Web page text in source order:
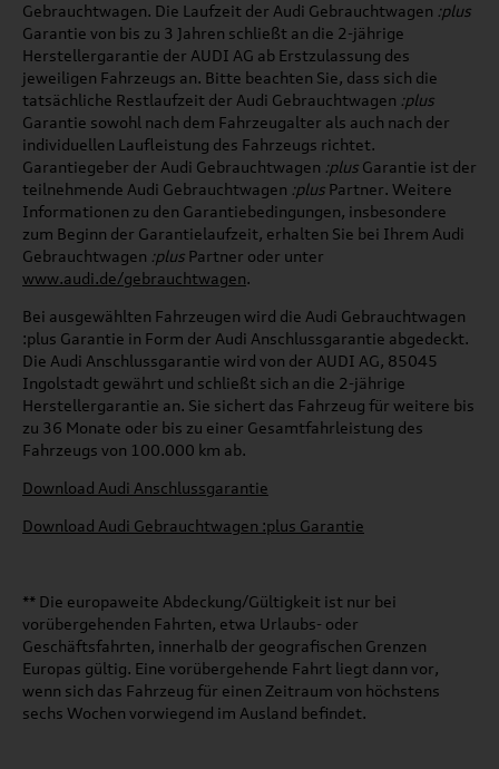
Gebrauchtwagen. Die Laufzeit der Audi Gebrauchtwagen :plus
Garantie von bis zu 3 Jahren schließt an die 2-jährige
Herstellergarantie der AUDI AG ab Erstzulassung des
jeweiligen Fahrzeugs an. Bitte beachten Sie, dass sich die
tatsächliche Restlaufzeit der Audi Gebrauchtwagen :plus
Garantie sowohl nach dem Fahrzeugalter als auch nach der
individuellen Laufleistung des Fahrzeugs richtet.
Garantiegeber der Audi Gebrauchtwagen :plus Garantie ist der
teilnehmende Audi Gebrauchtwagen :plus Partner. Weitere
Informationen zu den Garantiebedingungen, insbesondere
zum Beginn der Garantielaufzeit, erhalten Sie bei Ihrem Audi
Gebrauchtwagen :plus Partner oder unter
www.audi.de/gebrauchtwagen.
Bei ausgewählten Fahrzeugen wird die Audi Gebrauchtwagen
:plus Garantie in Form der Audi Anschlussgarantie abgedeckt.
Die Audi Anschlussgarantie wird von der AUDI AG, 85045
Ingolstadt gewährt und schließt sich an die 2-jährige
Herstellergarantie an. Sie sichert das Fahrzeug für weitere bis
zu 36 Monate oder bis zu einer Gesamtfahrleistung des
Fahrzeugs von 100.000 km ab.
Download Audi Anschlussgarantie
Download Audi Gebrauchtwagen :plus Garantie
** Die europaweite Abdeckung/Gültigkeit ist nur bei
vorübergehenden Fahrten, etwa Urlaubs- oder
Geschäftsfahrten, innerhalb der geografischen Grenzen
Europas gültig. Eine vorübergehende Fahrt liegt dann vor,
wenn sich das Fahrzeug für einen Zeitraum von höchstens
sechs Wochen vorwiegend im Ausland befindet.